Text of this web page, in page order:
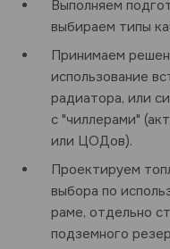
Выполняем
выбираем типы
Принимаем
использование
радиатора, или
с "чиллерами"
или ЦОДов).
Проектируем
выбора по
раме, отдельно
подземного